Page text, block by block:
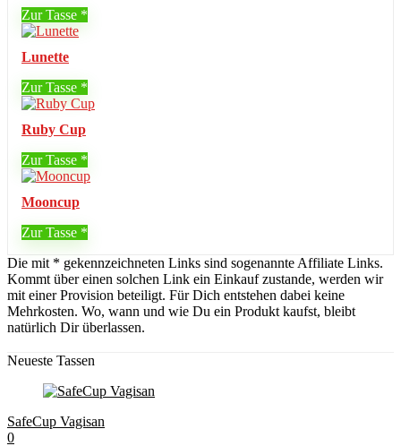
Zur Tasse
Lunette
Zur Tasse
Ruby Cup
Zur Tasse
Mooncup
Zur Tasse
Die mit * gekennzeichneten Links sind sogenannte Affiliate Links.
Kommt über einen solchen Link ein Einkauf zustande, werden wir
mit einer Provision beteiligt. Für Dich entstehen dabei keine
Mehrkosten. Wo, wann und wie Du ein Produkt kaufst, bleibt
natürlich Dir überlassen.
Neueste Tassen
SafeCup Vagisan
0